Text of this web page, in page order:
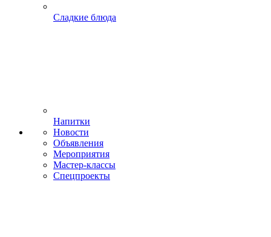
Сладкие блюда
Напитки
Новости
Объявления
Мероприятия
Мастер-классы
Спецпроекты